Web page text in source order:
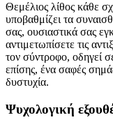
Θεμέλιος λίθος κάθε
υποβαθμίζει τα
σας, ουσιαστικά σας
αντιμετωπίσετε τις
τον σύντροφο, οδηγεί
επίσης, ένα σαφές
δυστυχία.
Ψυχολογική